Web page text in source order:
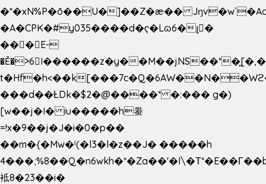
�*�xN%P�ō��U�]��Z�æ��
�A�CPK�#y035����d�ҁ�Lɷ6�լ�
���E-
�Ě�>6򁊔I������z�y�
���d��ȽDk�$2�@����* �:��� g�)
[w��j�I� iu�����h䖭
=!x�9��j�J�i�0�p��
��m�{�Mw�ˡ(�l3�l�z��J� �����h
袛8�23��i�